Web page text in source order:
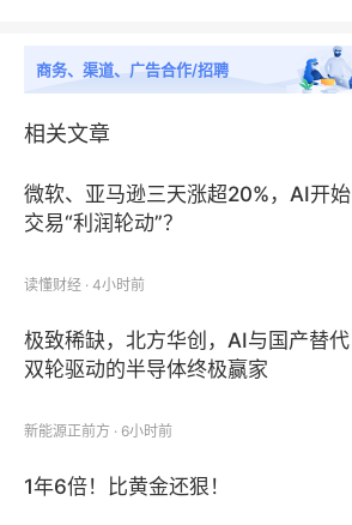
子宫托盘
其他
中国尿失禁用子宫托市场：应用细分
商务、渠道、广告合作/招聘
相关文章
微软、亚马逊三天涨超20%，AI开始
交易“利润轮动”？
读懂财经 · 4小时前
极致稀缺，北方华创，AI与国产替代
双轮驱动的半导体终极赢家
新能源正前方 · 6小时前
1年6倍！比黄金还狠！